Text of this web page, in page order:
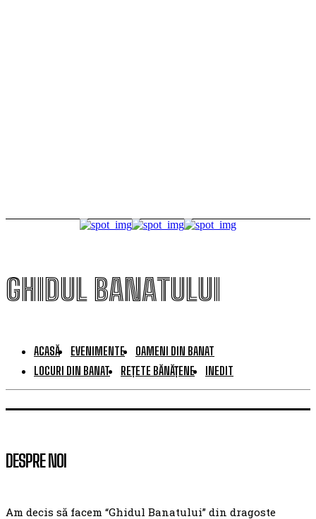
GHIDUL BANATULUI
ACASĂ EVENIMENTE
OAMENI DIN BANAT
LOCURI DIN BANAT
REȚETE BĂNĂȚENE INEDIT
DESPRE NOI
Am decis să facem “Ghidul Banatului” din dragoste